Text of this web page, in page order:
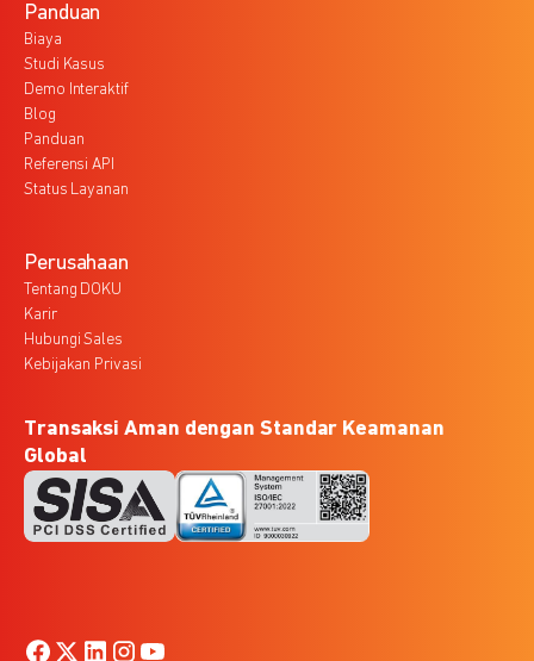
Panduan
Biaya
Studi Kasus
Demo Interaktif
Blog
Panduan
Referensi API
Status Layanan
Perusahaan
Tentang DOKU
Karir
Hubungi Sales
Kebijakan Privasi
Transaksi Aman dengan Standar Keamanan
Global